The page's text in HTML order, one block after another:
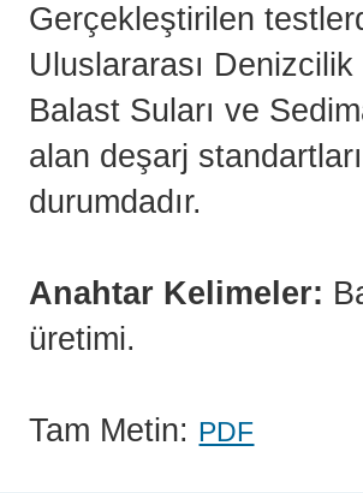
Gerçekleştirilen
Uluslararası
Balast Suları ve
alan deşarj
durumdadır.
Anahtar Kelimeler:
üretimi.
Tam Metin: PDF